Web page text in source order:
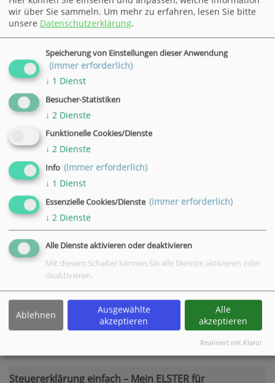
Frauen & Finanzen – Investieren mit Strategie für
finanzielle Unabhängigkeit
Mi., 25.11.26
18.30 - 20.45 Uhr
Wo:
Göttingen
Nr.:
26H21502
Status:
Plätze frei
Kursgebühr:
39,00 €
Künstliche Intelligenz kennenlernen mit ChatGPT
Wann:
Di., 19.01.27
18.00 - 21.15 Uhr
Wo:
Duderstadt
Nr.:
26H57460
Plätze frei
Kursgebühr:
32,00 €
Steuererklärung einfach – Mein ELSTER für
wir über Sie sammeln. Um mehr zu erfahren, lesen Sie bitte
unsere Datenschutzerklärung.
Speicherung von Einstellungen dieser Anwendung
(immer erforderlich)
↓ 1 Dienst
Besucher-Statistiken
↓ 2 Dienste
Funktionelle Cookies/Dienste
↓ 2 Dienste
Info (immer erforderlich)
↓ 1 Dienst
Essenzielle Cookies/Dienste (immer erforderlich)
↓ 2 Dienste
Alle Dienste aktivieren oder deaktivieren
Mit diesem Schalter können Sie alle Dienste aktivieren oder
deaktivieren.
Ablehnen
Ausgewählte
akzeptieren
Alle
akzeptieren
Realisiert mit Klaro!